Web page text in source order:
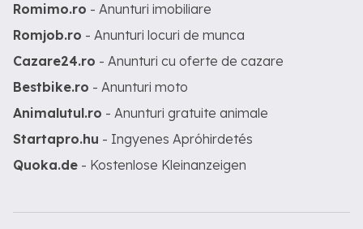
Romimo.ro - Anunturi imobiliare
Romjob.ro - Anunturi locuri de munca
Cazare24.ro - Anunturi cu oferte de cazare
Bestbike.ro - Anunturi moto
Animalutul.ro - Anunturi gratuite animale
Startapro.hu - Ingyenes Apróhirdetés
Quoka.de - Kostenlose Kleinanzeigen